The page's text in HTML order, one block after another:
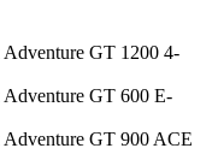
Adventure GT 1200 4-
Adventure GT 600 E-
Adventure GT 900 ACE